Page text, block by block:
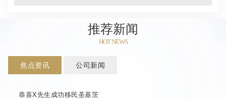
推荐新闻
HOT NEWS
焦点资讯 公司新闻
恭喜X先生成功移民圣基茨